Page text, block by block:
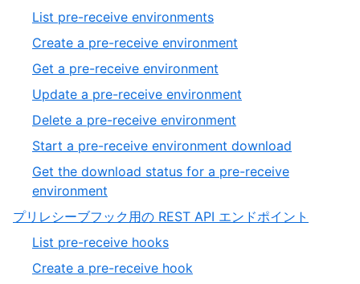
List pre-receive environments
Create a pre-receive environment
Get a pre-receive environment
Update a pre-receive environment
Delete a pre-receive environment
Start a pre-receive environment download
Get the download status for a pre-receive
environment
プリレシーブフック用の REST API エンドポイント
List pre-receive hooks
Create a pre-receive hook